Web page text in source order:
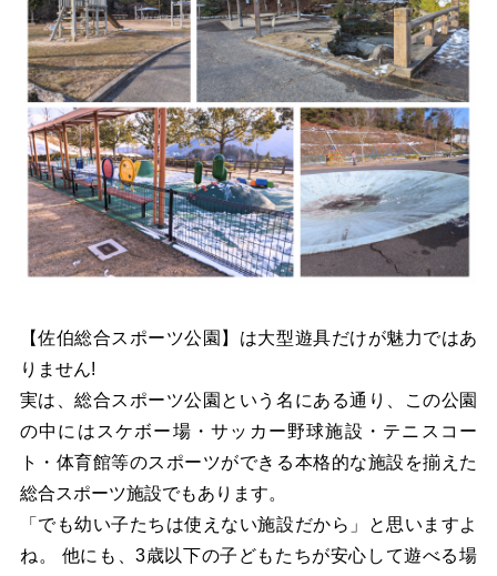
【佐伯総合スポーツ公園】は大型遊具だけが魅力ではあ
りません!
実は、総合スポーツ公園という名にある通り、この公園
の中にはスケボー場・サッカー野球施設・テニスコー
ト・体育館等のスポーツができる本格的な施設を揃えた
総合スポーツ施設でもあります。
「でも幼い子たちは使えない施設だから」と思いますよ
ね。 他にも、3歳以下の子どもたちが安心して遊べる場